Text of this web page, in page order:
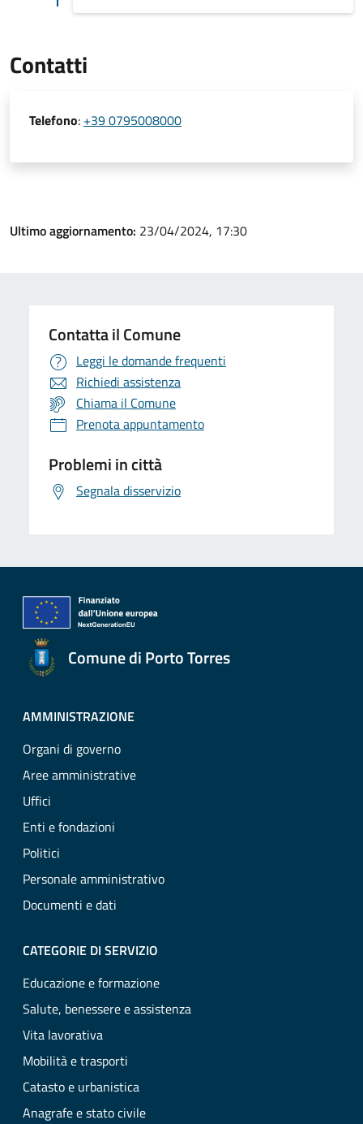
Contatti
Telefono: +39 0795008000
Ultimo aggiornamento: 23/04/2024, 17:30
Contatta il Comune
Leggi le domande frequenti
Richiedi assistenza
Chiama il Comune
Prenota appuntamento
Problemi in città
Segnala disservizio
Comune di Porto Torres
AMMINISTRAZIONE
Organi di governo
Aree amministrative
Uffici
Enti e fondazioni
Politici
Personale amministrativo
Documenti e dati
CATEGORIE DI SERVIZIO
Educazione e formazione
Salute, benessere e assistenza
Vita lavorativa
Mobilità e trasporti
Catasto e urbanistica
Anagrafe e stato civile